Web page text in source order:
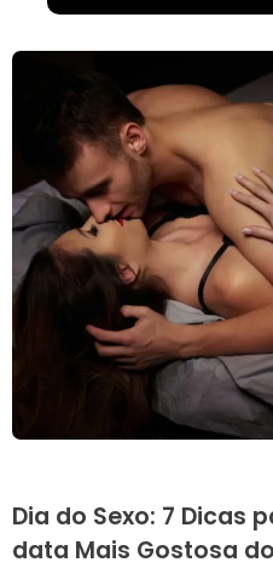
Dia do Sexo: 7 Dicas
data Mais Gostosa